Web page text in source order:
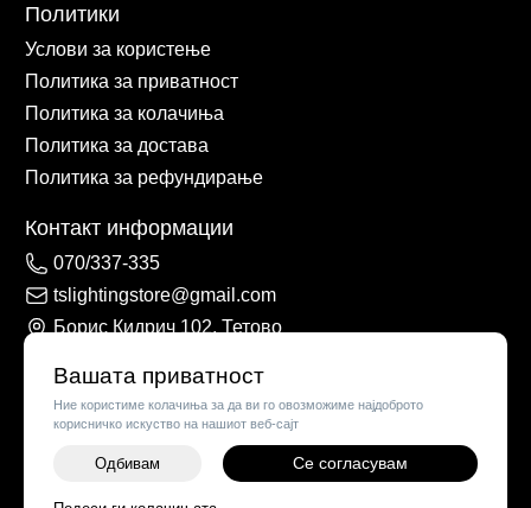
Вашата приватност
Ние користиме колачиња за да ви го овозможиме најдоброто
корисничко искуство на нашиот веб-сајт
Одбивам Се согласувам +
Политики
Услови за користење
Политика за приватност
Политика за колачиња
Политика за достава
Политика за рефундирање
Контакт информации
070/337-335
tslightingstore@gmail.com
Борис Кидрич 102, Тетово